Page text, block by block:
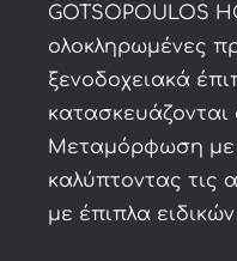
GOTSOPOULOS
ολοκληρωμένες
ξενοδοχειακά
Μεταμόρφωση με
καλύπτοντας τις
με έπιπλα